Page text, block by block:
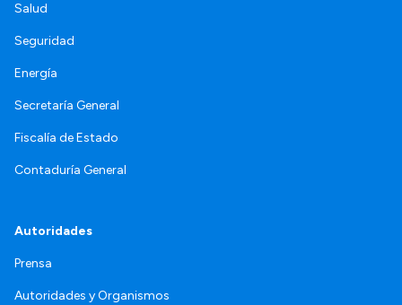
Salud
Seguridad
Energía
Secretaría General
Fiscalía de Estado
Contaduría General
Autoridades
Prensa
Autoridades y Organismos